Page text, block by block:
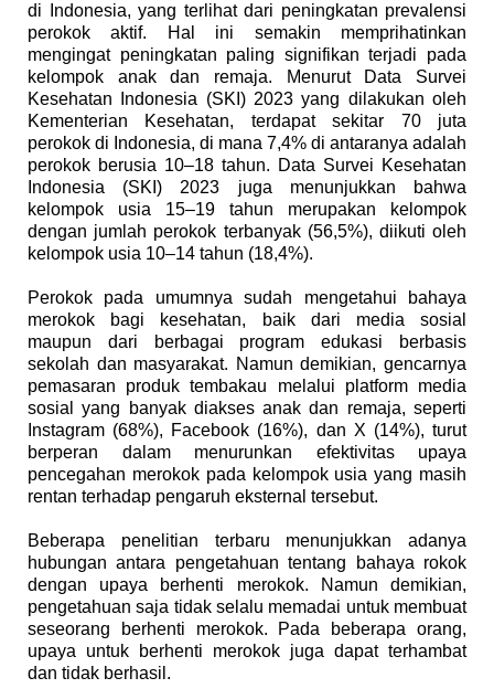
di Indonesia, yang terlihat dari peningkatan prevalensi
perokok aktif. Hal ini semakin memprihatinkan
mengingat peningkatan paling signifikan terjadi pada
kelompok anak dan remaja. Menurut Data Survei
Kesehatan Indonesia (SKI) 2023 yang dilakukan oleh
Kementerian Kesehatan, terdapat sekitar 70 juta
perokok di Indonesia, di mana 7,4% di antaranya adalah
perokok berusia 10–18 tahun. Data Survei Kesehatan
Indonesia (SKI) 2023 juga menunjukkan bahwa
kelompok usia 15–19 tahun merupakan kelompok
dengan jumlah perokok terbanyak (56,5%), diikuti oleh
kelompok usia 10–14 tahun (18,4%).
Perokok pada umumnya sudah mengetahui bahaya
merokok bagi kesehatan, baik dari media sosial
maupun dari berbagai program edukasi berbasis
sekolah dan masyarakat. Namun demikian, gencarnya
pemasaran produk tembakau melalui platform media
sosial yang banyak diakses anak dan remaja, seperti
Instagram (68%), Facebook (16%), dan X (14%), turut
berperan dalam menurunkan efektivitas upaya
pencegahan merokok pada kelompok usia yang masih
rentan terhadap pengaruh eksternal tersebut.
Beberapa penelitian terbaru menunjukkan adanya
hubungan antara pengetahuan tentang bahaya rokok
dengan upaya berhenti merokok. Namun demikian,
pengetahuan saja tidak selalu memadai untuk membuat
seseorang berhenti merokok. Pada beberapa orang,
upaya untuk berhenti merokok juga dapat terhambat
dan tidak berhasil.